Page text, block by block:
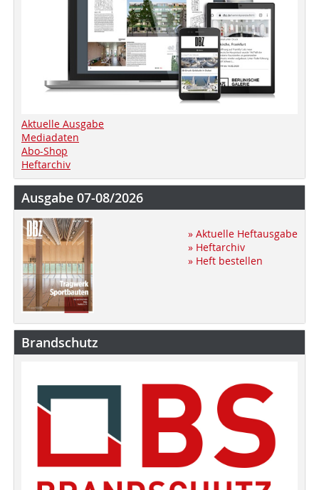
Aktuelle Ausgabe
Mediadaten
Abo-Shop
Heftarchiv
Ausgabe 07-08/2026
» Aktuelle Heftausgabe
» Heftarchiv
» Heft bestellen
Brandschutz